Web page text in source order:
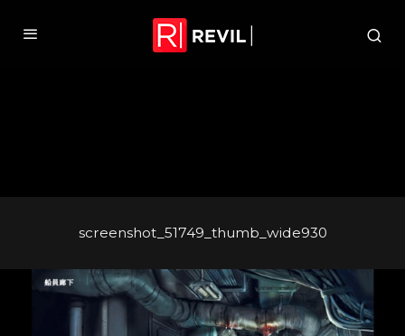
screenshot_51749_thumb_wide930